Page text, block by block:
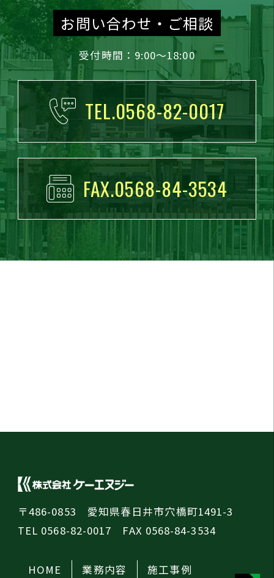
お問い合わせ・ご相談
受付時間：9:00～18:00
TEL.0568-82-0017
FAX.0568-84-3534
〒486-0853 愛知県春日井市穴橋町1491-3
TEL 0568-82-0017 FAX 0568-84-3534
HOME 業務内容 施工事例